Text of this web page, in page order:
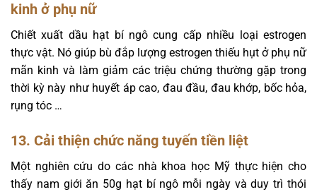
kinh ở phụ nữ
Chiết xuất dầu hạt bí ngô cung cấp nhiều loại estrogen
thực vật. Nó giúp bù đắp lượng estrogen thiếu hụt ở phụ nữ
mãn kinh và làm giảm các triệu chứng thường gặp trong
thời kỳ này như huyết áp cao, đau đầu, đau khớp, bốc hỏa,
rụng tóc …
13. Cải thiện chức năng tuyến tiền liệt
Một nghiên cứu do các nhà khoa học Mỹ thực hiện cho
thấy nam giới ăn 50g hạt bí ngô mỗi ngày và duy trì thói